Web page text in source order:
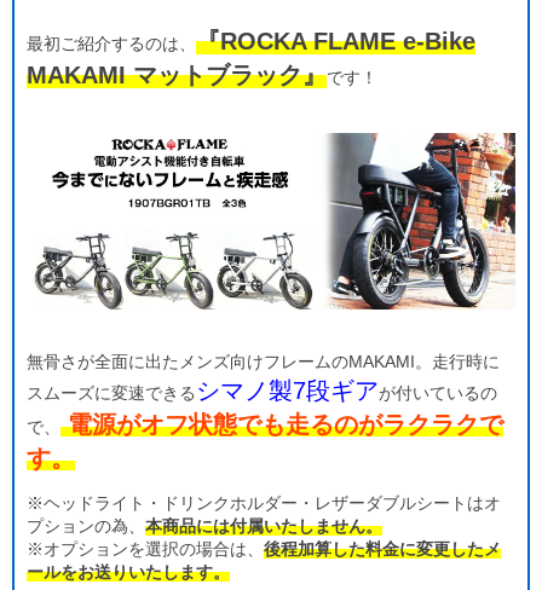
最初ご紹介するのは、 『ROCKA FLAME e-Bike
MAKAMI マットブラック』です！
無骨さが全面に出たメンズ向けフレームのMAKAMI。走行時に
スムーズに変速できる シマノ製7段ギアが付いているの
で、 電源がオフ状態でも走るのがラクラクで
す。
※ヘッドライト・ドリンクホルダー・レザーダブルシートはオ
プションの為、 本商品には付属いたしません。
※オプションを選択の場合は、 後程加算した料金に変更したメ
ールをお送りいたします。